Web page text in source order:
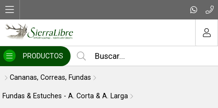
PRODUCTOS
Cananas, Correas, Fundas
Fundas & Estuches - A. Corta & A. Larga